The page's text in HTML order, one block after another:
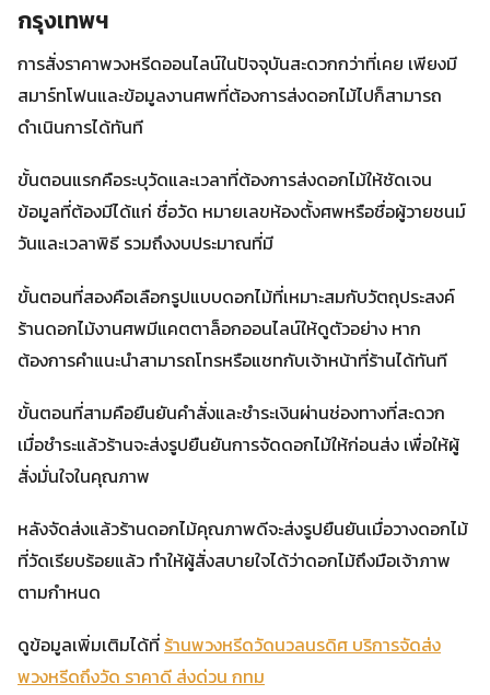
กรุงเทพฯ
การสั่งราคาพวงหรีดออนไลน์ในปัจจุบันสะดวกกว่าที่เคย เพียงมี
สมาร์ทโฟนและข้อมูลงานศพที่ต้องการส่งดอกไม้ไปก็สามารถ
ดำเนินการได้ทันที
ขั้นตอนแรกคือระบุวัดและเวลาที่ต้องการส่งดอกไม้ให้ชัดเจน
ข้อมูลที่ต้องมีได้แก่ ชื่อวัด หมายเลขห้องตั้งศพหรือชื่อผู้วายชนม์
วันและเวลาพิธี รวมถึงงบประมาณที่มี
ขั้นตอนที่สองคือเลือกรูปแบบดอกไม้ที่เหมาะสมกับวัตถุประสงค์
ร้านดอกไม้งานศพมีแคตตาล็อกออนไลน์ให้ดูตัวอย่าง หาก
ต้องการคำแนะนำสามารถโทรหรือแชทกับเจ้าหน้าที่ร้านได้ทันที
ขั้นตอนที่สามคือยืนยันคำสั่งและชำระเงินผ่านช่องทางที่สะดวก
เมื่อชำระแล้วร้านจะส่งรูปยืนยันการจัดดอกไม้ให้ก่อนส่ง เพื่อให้ผู้
สั่งมั่นใจในคุณภาพ
หลังจัดส่งแล้วร้านดอกไม้คุณภาพดีจะส่งรูปยืนยันเมื่อวางดอกไม้
ที่วัดเรียบร้อยแล้ว ทำให้ผู้สั่งสบายใจได้ว่าดอกไม้ถึงมือเจ้าภาพ
ตามกำหนด
ดูข้อมูลเพิ่มเติมได้ที่ ร้านพวงหรีดวัดนวลนรดิศ บริการจัดส่ง
พวงหรีดถึงวัด ราคาดี ส่งด่วน กทม